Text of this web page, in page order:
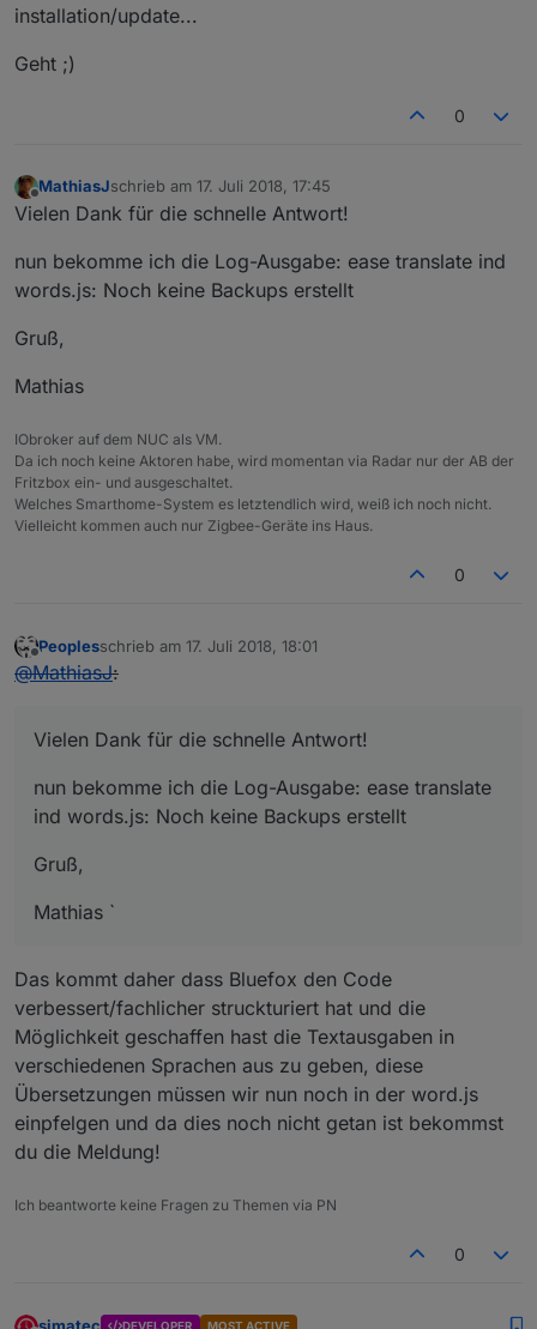
installation/update...
Geht ;)
0
Offline
MathiasJschrieb am 17. Juli 2018, 17:45
zuletzt editiert von
Vielen Dank für die schnelle Antwort!
nun bekomme ich die Log-Ausgabe: ease translate ind
words.js: Noch keine Backups erstellt
Gruß,
Mathias
IObroker auf dem NUC als VM.
Da ich noch keine Aktoren habe, wird momentan via Radar nur der AB der
Fritzbox ein- und ausgeschaltet.
Welches Smarthome-System es letztendlich wird, weiß ich noch nicht.
Vielleicht kommen auch nur Zigbee-Geräte ins Haus.
0
Offline
Peoplesschrieb am 17. Juli 2018, 18:01
zuletzt editiert von
@MathiasJ:
Vielen Dank für die schnelle Antwort!
nun bekomme ich die Log-Ausgabe: ease translate
ind words.js: Noch keine Backups erstellt
Gruß,
Mathias `
Das kommt daher dass Bluefox den Code
verbessert/fachlicher struckturiert hat und die
Möglichkeit geschaffen hast die Textausgaben in
verschiedenen Sprachen aus zu geben, diese
Übersetzungen müssen wir nun noch in der word.js
einpfelgen und da dies noch nicht getan ist bekommst
du die Meldung!
Ich beantworte keine Fragen zu Themen via PN
0
DEVELOPER MOST ACTIVE